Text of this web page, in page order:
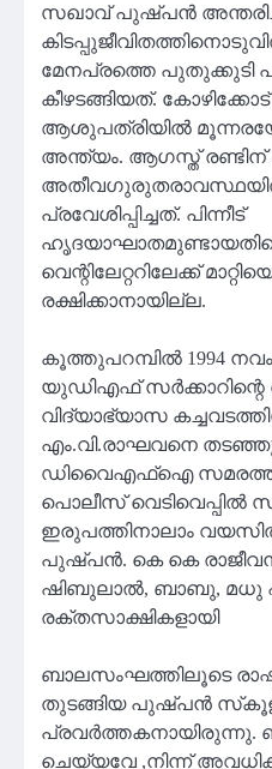
സഖാവ് പുഷ്പന്‍
മേനപ്രത്തെ പുതുക്കുടി
കീഴടങ്ങിയത്.
ആശുപത്രിയില്‍
അന്ത്യം. ആഗസ്ത് രണ്ടിന്
പ്രവേശിപ്പിച്ചത്. പിന്നീട്
വെന്റിലേറ്ററിലേക്ക്
രക്ഷിക്കാനായില്ല.
കൂത്തുപറമ്പില്‍ 1994
യുഡിഎഫ് സര്‍ക്കാറിന്റെ
വിദ്യാഭ്യാസ
എം.വി.രാഘവനെ
ഡിവൈഎഫ്‌ഐ
പൊലീസ് വെടിവെപ്പില്‍
ഇരുപത്തിനാലാം
പുഷ്പന്‍. കെ കെ
ഷിബുലാല്‍, ബാബു, മധു
രക്തസാക്ഷികളായി
ബാലസംഘത്തിലൂടെ
തുടങ്ങിയ പുഷ്‌പൻ
പ്രവര്‍ത്തകനായിരുന്നു.
ചെയ്യവേ ,നിന്ന്